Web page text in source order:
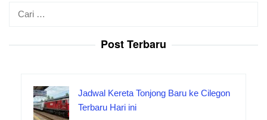
Post Terbaru
Jadwal Kereta Tonjong Baru ke Cilegon
Terbaru Hari ini